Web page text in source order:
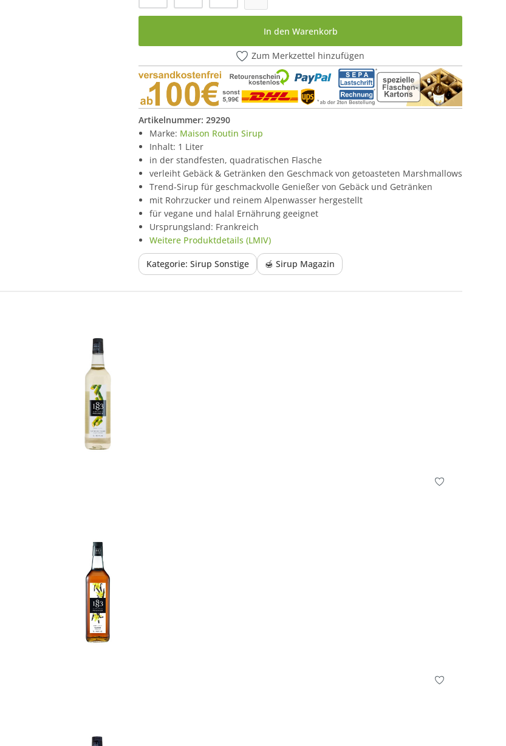
In den Warenkorb
Zum Merkzettel hinzufügen
Artikelnummer: 29290
Marke: Maison Routin Sirup
Inhalt: 1 Liter
in der standfesten, quadratischen Flasche
verleiht Gebäck & Getränken den Geschmack von getoasteten Marshmallows
Trend-Sirup für geschmackvolle Genießer von Gebäck und Getränken
mit Rohrzucker und reinem Alpenwasser hergestellt
für vegane und halal Ernährung geeignet
Ursprungsland: Frankreich
Weitere Produktdetails (LMIV)
Kategorie: Sirup Sonstige 🍯 Sirup Magazin
In den Korb
In den Korb